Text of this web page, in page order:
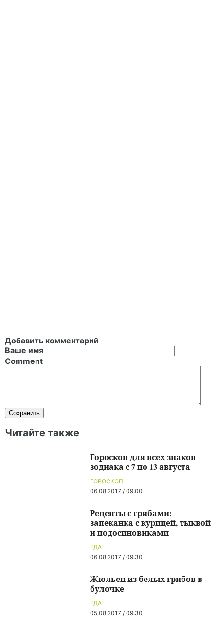
Добавить комментарий
Ваше имя
Comment
Читайте также
ГОРОСКОП
06.08.2017 / 09:00
Гороскоп для всех знаков
зодиака с 7 по 13 августа
ЕДА
06.08.2017 / 09:30
Рецепты с грибами:
запеканка с курицей, тыквой
и подосиновиками
ЕДА
05.08.2017 / 09:30
Жюльен из белых грибов в
булочке